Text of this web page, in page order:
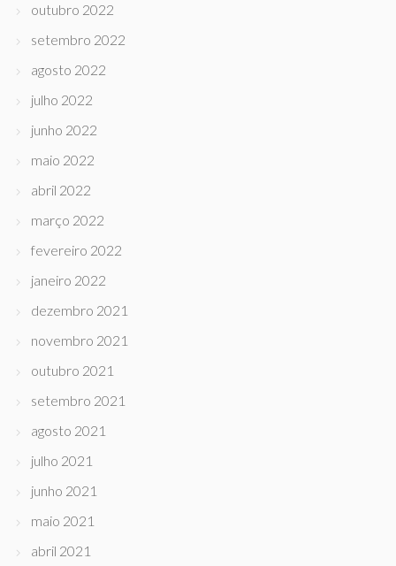
outubro 2022
setembro 2022
agosto 2022
julho 2022
junho 2022
maio 2022
abril 2022
março 2022
fevereiro 2022
janeiro 2022
dezembro 2021
novembro 2021
outubro 2021
setembro 2021
agosto 2021
julho 2021
junho 2021
maio 2021
abril 2021